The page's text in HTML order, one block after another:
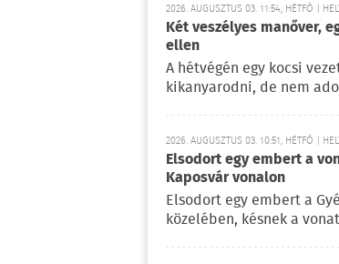
2026. AUGUSZTUS 03. 11:54, HÉTFŐ |
Két veszélyes manőver,
ellen
A hétvégén egy kocsi
kikanyarodni, de nem
2026. AUGUSZTUS 03. 10:51, HÉTFŐ |
Elsodort egy embert a
Kaposvár vonalon
Elsodort egy embert a
közelében, késnek a